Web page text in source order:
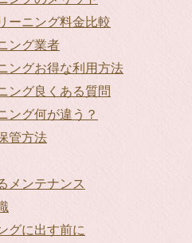
ーニング料金比較
ング業者
ングお得な利用方法
ング良くある質問
ング何が違う？
管方法
メンテナンス
グに出す前に